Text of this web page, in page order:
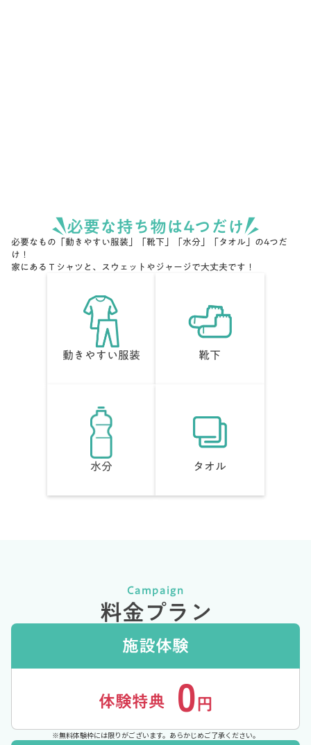
必要な持ち物は4つだけ
必要なもの「動きやすい服装」「靴下」「水分」「タオル」の4つだ
け！
家にあるＴシャツと、スウェットやジャージで大丈夫です！
動きやすい服装 靴下
水分 タオル
Campaign
料金プラン
施設体験
体験特典 0円
※無料体験枠には限りがございます。あらかじめご了承ください。